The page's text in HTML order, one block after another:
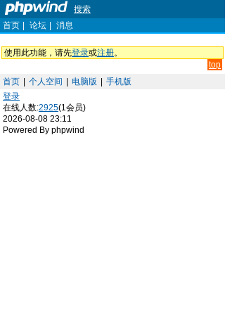
搜索
首页
论坛 消息
使用此功能，请先登录或注册。
top
首页
个人空间 电脑版
手机版
登录
在线人数:2925(1会员)
2026-08-08 23:11
Powered By phpwind